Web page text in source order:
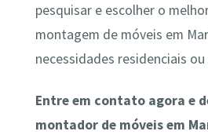
pesquisar e escolher o
montagem de móveis em
necessidades residenciais
Entre em contato agora e
montador de móveis em